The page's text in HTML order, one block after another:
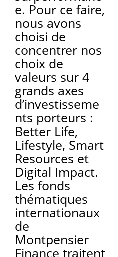
e. Pour ce faire,
nous avons
choisi de
concentrer nos
choix de
valeurs sur 4
grands axes
d’investisseme
nts porteurs :
Better Life,
Lifestyle, Smart
Resources et
Digital Impact.
Les fonds
thématiques
internationaux
de
Montpensier
Finance traitent